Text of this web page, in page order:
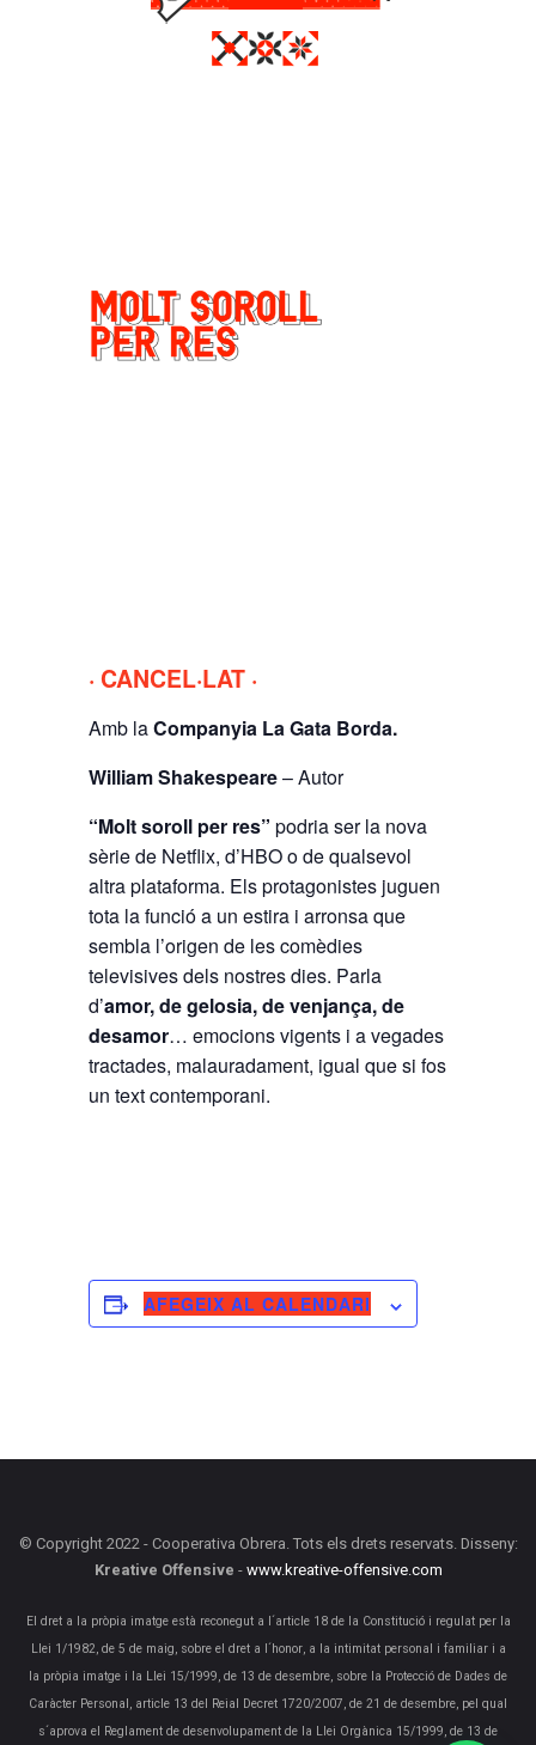
· CANCEL·LAT ·
Amb laCompanyia La Gata Borda.
William Shakespeare– Autor
“Molt soroll per res” podria ser la nova
sèrie de Netflix, d’HBO o de qualsevol
altra plataforma. Els protagonistes juguen
tota la funció a un estira i arronsa que
sembla l’origen de les comèdies
televisives dels nostres dies. Parla
d’amor, de gelosia, de venjança, de
desamor… emocions vigents i a vegades
tractades, malauradament, igual que si fos
un text contemporani.
AFEGEIX AL CALENDARI
© Copyright 2022 - Cooperativa Obrera. Tots els drets reservats. Disseny:
Kreative Offensive -www.kreative-offensive.com
El dret a la pròpia imatge està reconegut a l´article 18 de la Constitució i regulat per la
Llei 1/1982, de 5 de maig, sobre el dret a l´honor, a la intimitat personal i familiar i a
la pròpia imatge i la Llei 15/1999, de 13 de desembre, sobre la Protecció de Dades de
Caràcter Personal, article 13 del Reial Decret 1720/2007, de 21 de desembre, pel qual
s´aprova el Reglament de desenvolupament de la Llei Orgànica 15/1999, de 13 de